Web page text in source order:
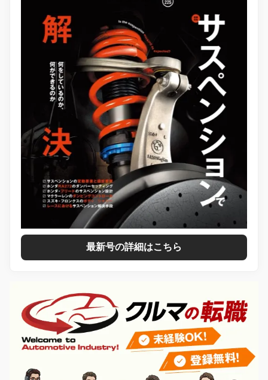
最新号の詳細はこちら